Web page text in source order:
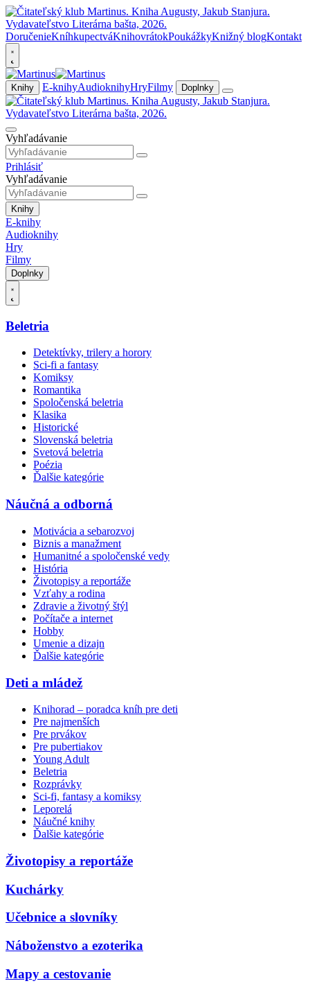
DoručenieKníhkupectváKnihovrátokPoukážkyKnižný blogKontakt
Knihy E-knihyAudioknihyHryFilmy Doplnky
Vyhľadávanie
Prihlásiť
Vyhľadávanie
Knihy
E-knihy
Audioknihy
Hry
Filmy
Doplnky
Beletria
Detektívky, trilery a horory
Sci-fi a fantasy
Komiksy
Romantika
Spoločenská beletria
Klasika
Historické
Slovenská beletria
Svetová beletria
Poézia
Ďalšie kategórie
Náučná a odborná
Motivácia a sebarozvoj
Biznis a manažment
Humanitné a spoločenské vedy
História
Životopisy a reportáže
Vzťahy a rodina
Zdravie a životný štýl
Počítače a internet
Hobby
Umenie a dizajn
Ďalšie kategórie
Deti a mládež
Knihorad – poradca kníh pre deti
Pre najmenších
Pre prvákov
Pre pubertiakov
Young Adult
Beletria
Rozprávky
Sci-fi, fantasy a komiksy
Leporelá
Náučné knihy
Ďalšie kategórie
Životopisy a reportáže
Kuchárky
Učebnice a slovníky
Náboženstvo a ezoterika
Mapy a cestovanie